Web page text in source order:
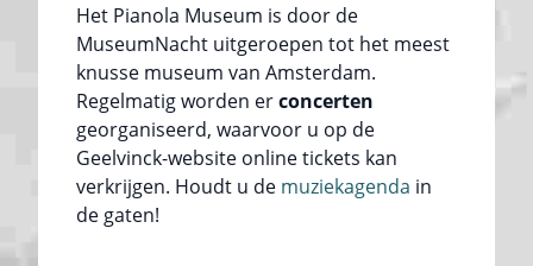
Het Pianola Museum is door de
MuseumNacht uitgeroepen tot het meest
knusse museum van Amsterdam.
Regelmatig worden erconcerten
georganiseerd, waarvoor u op de
Geelvinck-website online tickets kan
verkrijgen. Houdt u de muziekagenda in
de gaten!